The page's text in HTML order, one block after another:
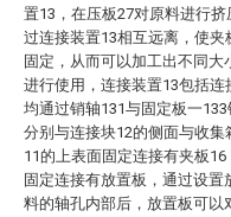
置13，在压板27对原料进行
过连接装置13相互远离，使
固定，从而可以加工出不同
进行使用，连接装置13包括
均通过销轴131与固定板一
分别与连接块12的侧面与收
11的上表面固定连接有夹板
固定连接有放置板，通过设
料的轴孔内部后，放置板可以